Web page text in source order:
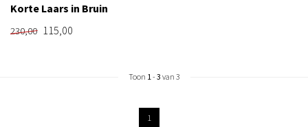
Korte Laars in Bruin
230,00 115,00
Toon 1 - 3 van 3
1